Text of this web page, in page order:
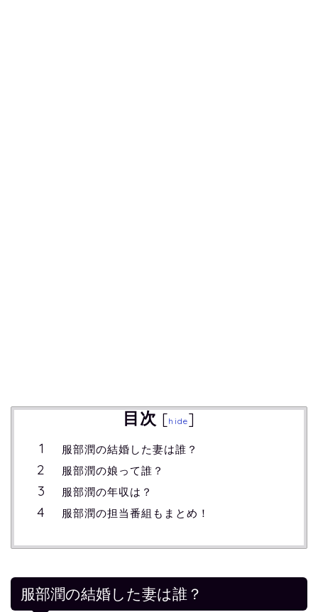
目次 [hide]
服部潤の結婚した妻は誰？
服部潤の娘って誰？
服部潤の年収は？
服部潤の担当番組もまとめ！
服部潤の結婚した妻は誰？